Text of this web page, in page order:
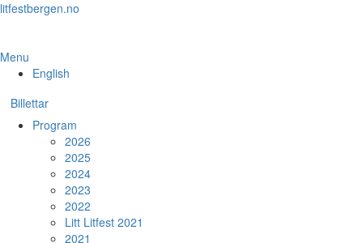
Skip
content
litfestbergen.no
Menu
English
Billettar
Program
2026
2025
2024
2023
2022
Litt Litfest 2021
2021